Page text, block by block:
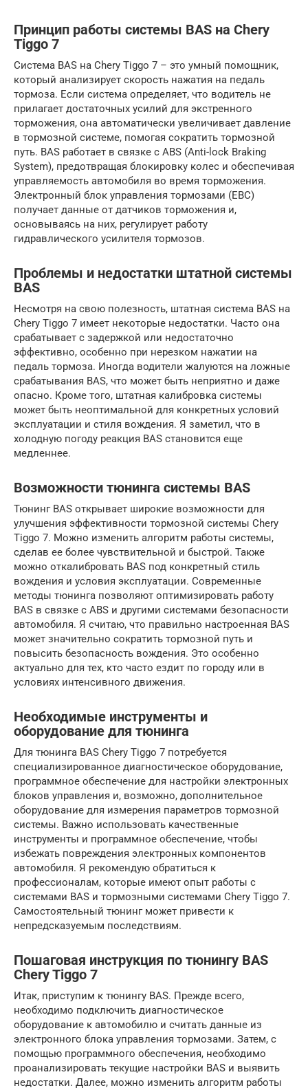
Принцип работы системы BAS на Chery
Tiggo 7
Система BAS на Chery Tiggo 7 – это умный помощник,
который анализирует скорость нажатия на педаль
тормоза. Если система определяет, что водитель не
прилагает достаточных усилий для экстренного
торможения, она автоматически увеличивает давление
в тормозной системе, помогая сократить тормозной
путь. BAS работает в связке с ABS (Anti-lock Braking
System), предотвращая блокировку колес и обеспечивая
управляемость автомобиля во время торможения.
Электронный блок управления тормозами (EBC)
получает данные от датчиков торможения и,
основываясь на них, регулирует работу
гидравлического усилителя тормозов.
Проблемы и недостатки штатной системы
BAS
Несмотря на свою полезность, штатная система BAS на
Chery Tiggo 7 имеет некоторые недостатки. Часто она
срабатывает с задержкой или недостаточно
эффективно, особенно при нерезком нажатии на
педаль тормоза. Иногда водители жалуются на ложные
срабатывания BAS, что может быть неприятно и даже
опасно. Кроме того, штатная калибровка системы
может быть неоптимальной для конкретных условий
эксплуатации и стиля вождения. Я заметил, что в
холодную погоду реакция BAS становится еще
медленнее.
Возможности тюнинга системы BAS
Тюнинг BAS открывает широкие возможности для
улучшения эффективности тормозной системы Chery
Tiggo 7. Можно изменить алгоритм работы системы,
сделав ее более чувствительной и быстрой. Также
можно откалибровать BAS под конкретный стиль
вождения и условия эксплуатации. Современные
методы тюнинга позволяют оптимизировать работу
BAS в связке с ABS и другими системами безопасности
автомобиля. Я считаю, что правильно настроенная BAS
может значительно сократить тормозной путь и
повысить безопасность вождения. Это особенно
актуально для тех, кто часто ездит по городу или в
условиях интенсивного движения.
Необходимые инструменты и
оборудование для тюнинга
Для тюнинга BAS Chery Tiggo 7 потребуется
специализированное диагностическое оборудование,
программное обеспечение для настройки электронных
блоков управления и, возможно, дополнительное
оборудование для измерения параметров тормозной
системы. Важно использовать качественные
инструменты и программное обеспечение, чтобы
избежать повреждения электронных компонентов
автомобиля. Я рекомендую обратиться к
профессионалам, которые имеют опыт работы с
системами BAS и тормозными системами Chery Tiggo 7.
Самостоятельный тюнинг может привести к
непредсказуемым последствиям.
Пошаговая инструкция по тюнингу BAS
Chery Tiggo 7
Итак, приступим к тюнингу BAS. Прежде всего,
необходимо подключить диагностическое
оборудование к автомобилю и считать данные из
электронного блока управления тормозами. Затем, с
помощью программного обеспечения, необходимо
проанализировать текущие настройки BAS и выявить
недостатки. Далее, можно изменить алгоритм работы